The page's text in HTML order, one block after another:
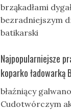
brząkadłami
bezradniejszym
batikarski
Najpopularniejsze
koparko ładowarką
błaźniący
Cudotwórczym